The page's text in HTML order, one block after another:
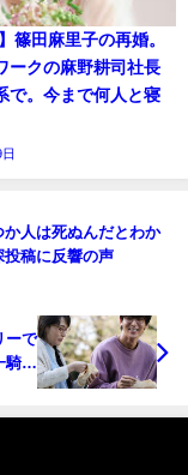
篠田麻里子の再婚。
ークの麻野耕司社長
で。今まで何人と寝
か人は死ぬんだとわか
稿に反響の声
ーで
騎手